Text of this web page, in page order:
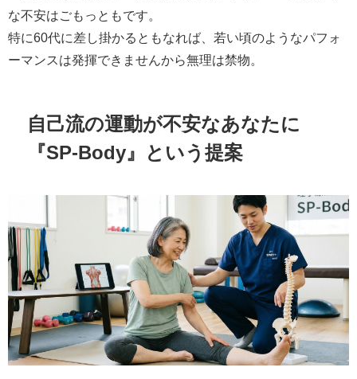
な不安はごもっともです。
特に60代に差し掛かるともなれば、若い頃のようなパフォ
ーマンスは発揮できませんから無理は禁物。
自己流の運動が不安なあなたに
『SP-Body』という提案